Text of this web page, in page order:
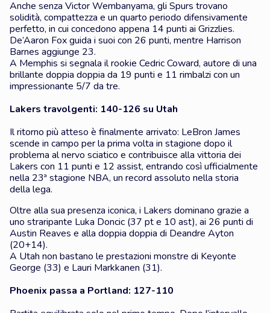
Anche senza Victor Wembanyama, gli Spurs trovano
solidità, compattezza e un quarto periodo difensivamente
perfetto, in cui concedono appena 14 punti ai Grizzlies.
De’Aaron Fox guida i suoi con 26 punti, mentre Harrison
Barnes aggiunge 23.
A Memphis si segnala il rookie Cedric Coward, autore di una
brillante doppia doppia da 19 punti e 11 rimbalzi con un
impressionante 5/7 da tre.
Lakers travolgenti: 140-126 su Utah
Il ritorno più atteso è finalmente arrivato: LeBron James
scende in campo per la prima volta in stagione dopo il
problema al nervo sciatico e contribuisce alla vittoria dei
Lakers con 11 punti e 12 assist, entrando così ufficialmente
nella 23ª stagione NBA, un record assoluto nella storia
della lega.
Oltre alla sua presenza iconica, i Lakers dominano grazie a
uno straripante Luka Doncic (37 pt e 10 ast), ai 26 punti di
Austin Reaves e alla doppia doppia di Deandre Ayton
(20+14).
A Utah non bastano le prestazioni monstre di Keyonte
George (33) e Lauri Markkanen (31).
Phoenix passa a Portland: 127-110